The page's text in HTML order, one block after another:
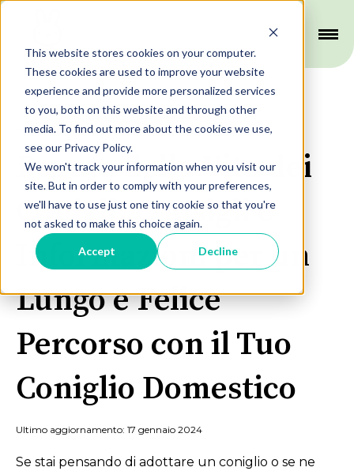
This website stores cookies on your computer.
These cookies are used to improve your website
experience and provide more personalized services
to you, both on this website and through other
media. To find out more about the cookies we use,
see our Privacy Policy.
We won't track your information when you visit our
site. But in order to comply with your preferences,
we'll have to use just one tiny cookie so that you're
not asked to make this choice again.
Accept Decline
Curiosità
Durata della Vita dei
Conigli: Consigli e
Informazioni per un
Lungo e Felice
Percorso con il Tuo
Coniglio Domestico
Ultimo aggiornamento: 17 gennaio 2024
Se stai pensando di adottare un coniglio o se ne